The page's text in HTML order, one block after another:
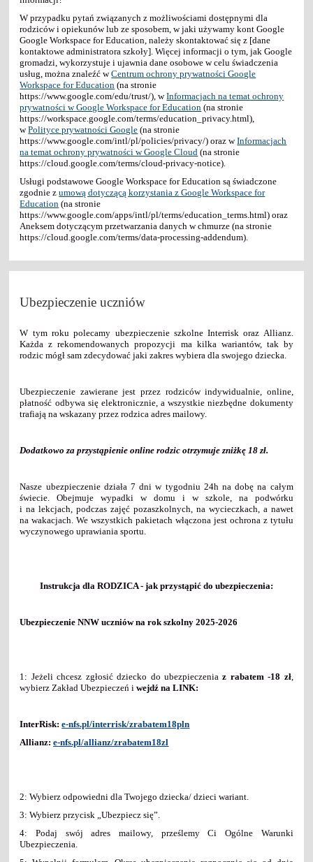
W przypadku pytań związanych z możliwościami dostępnymi dla
rodziców i opiekunów lub ze sposobem, w jaki używamy kont Google
Google Workspace for Education, należy skontaktować się z [dane
kontaktowe administratora szkoły]. Więcej informacji o tym, jak Google
gromadzi, wykorzystuje i ujawnia dane osobowe w celu świadczenia
usług, można znaleźć wCentrum ochrony prywatności Google
Workspace for Education (na stronie
https://www.google.com/edu/trust/), wInformacjach na temat ochrony
prywatności w Google Workspace for Education (na stronie
https://workspace.google.com/terms/education_privacy.html),
wPolityce prywatności Google (na stronie
https://www.google.com/intl/pl/policies/privacy/) oraz wInformacjach
na temat ochrony prywatności w Google Cloud (na stronie
https://cloud.google.com/terms/cloud-privacy-notice).
Usługi podstawowe Google Workspace for Education są świadczone
zgodnie zumową dotyczącą korzystania z Google Workspace for
Education (na stronie
https://www.google.com/apps/intl/pl/terms/education_terms.html) oraz
Aneksem dotyczącym przetwarzania danych w chmurze (na stronie
https://cloud.google.com/terms/data-processing-addendum).
Ubezpieczenie uczniów
W tym roku polecamy ubezpieczenie szkolne Interrisk oraz Allianz.
Każda z rekomendowanych propozycji ma kilka wariantów, tak by
rodzic mógł sam zdecydować jaki zakres wybiera dla swojego dziecka.
Ubezpieczenie zawierane jest przez rodziców indywidualnie, online,
płatność odbywa się elektronicznie, a wszystkie niezbędne dokumenty
trafiają na wskazany przez rodzica adres mailowy.
Dodatkowo za przystąpienie online rodzic otrzymuje zniżkę 18 zł.
Nasze ubezpieczenie działa 7 dni w tygodniu 24h na dobę na całym
świecie. Obejmuje wypadki w domu i w szkole, na podwórku
i na lekcjach, podczas zajęć pozaszkolnych, na wycieczkach, a nawet
na wakacjach. We wszystkich pakietach włączona jest ochrona z tytułu
wyczynowego uprawiania sportu.
Instrukcja dla RODZICA - jak przystąpić do ubezpieczenia:
Ubezpieczenie NNW uczniów na rok szkolny 2025-2026
1: Jeżeli chcesz zgłosić dziecko do ubezpieczeniaz rabatem -18 zł,
wybierz Zakład Ubezpieczeń i wejdź na LINK:
InterRisk:e-nfs.pl/interrisk/zrabatem18pln
Allianz:e-nfs.pl/allianz/zrabatem18zl
2: Wybierz odpowiedni dla Twojego dziecka/ dzieci wariant.
3: Wybierz przycisk „Ubezpiecz się”.
4: Podaj swój adres mailowy, prześlemy Ci Ogólne Warunki
Ubezpieczenia.